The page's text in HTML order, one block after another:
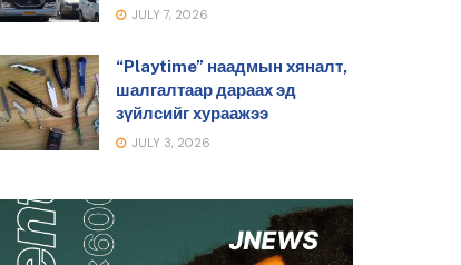
JULY 7, 2026
“Playtime” наадмын хяналт,
шалгалтаар дараах эд
зүйлсийг хураажээ
JULY 3, 2026